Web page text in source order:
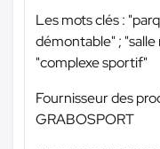
Les mots clés :
démontable" ;
"complexe sportif"
Fournisseur des
GRABOSPORT